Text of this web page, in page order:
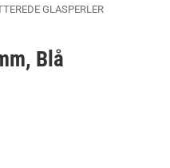
GLASPERLER
Blå